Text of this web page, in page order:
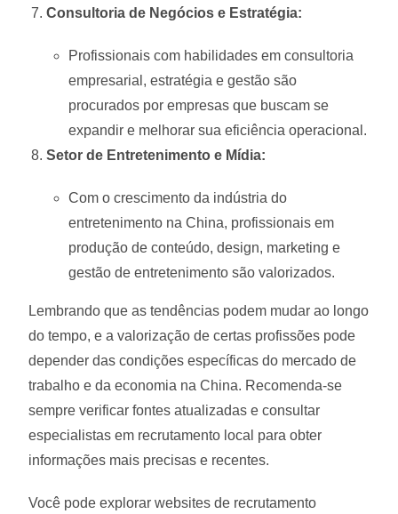
Consultoria de Negócios e Estratégia:
Profissionais com habilidades em consultoria
empresarial, estratégia e gestão são
procurados por empresas que buscam se
expandir e melhorar sua eficiência operacional.
Setor de Entretenimento e Mídia:
Com o crescimento da indústria do
entretenimento na China, profissionais em
produção de conteúdo, design, marketing e
gestão de entretenimento são valorizados.
Lembrando que as tendências podem mudar ao longo
do tempo, e a valorização de certas profissões pode
depender das condições específicas do mercado de
trabalho e da economia na China. Recomenda-se
sempre verificar fontes atualizadas e consultar
especialistas em recrutamento local para obter
informações mais precisas e recentes.
Você pode explorar websites de recrutamento